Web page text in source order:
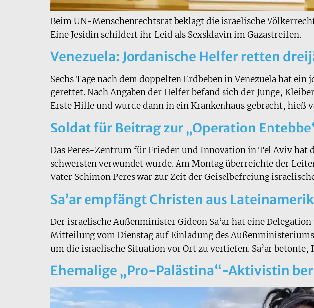
Beim UN-Menschenrechtsrat beklagt die israelische
Eine Jesidin schildert ihr Leid als Sexsklavin im Gazastreifen.
Venezuela: Jordanische Helfer retten
Sechs Tage nach dem doppelten Erdbeben in Venezuela hat
gerettet. Nach Angaben der Helfer befand sich der Junge,
Erste Hilfe und wurde dann in ein Krankenhaus gebracht, hieß
Soldat für Beitrag zur „Operation
Das Peres-Zentrum für Frieden und Innovation in Tel Aviv hat
schwersten verwundet wurde. Am Montag überreichte der
Vater Schimon Peres war zur Zeit der Geiselbefreiung
Sa’ar empfängt Christen aus
Der israelische Außenminister Gideon Sa‘ar hat eine
Mitteilung vom Dienstag auf Einladung des
um die israelische Situation vor Ort zu vertiefen. Sa’ar
Ehemalige „Pro-Palästina“-Aktivistin